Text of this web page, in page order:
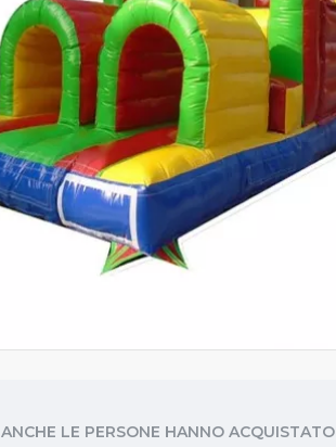
ANCHE LE PERSONE HANNO ACQUISTATO